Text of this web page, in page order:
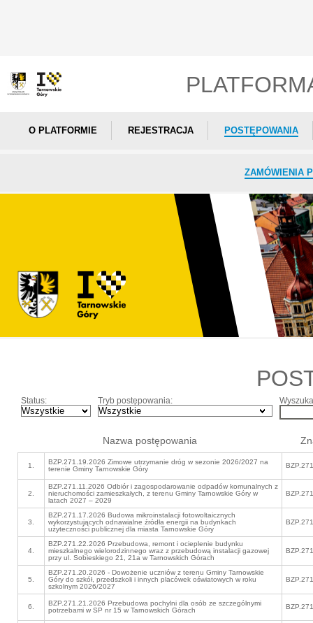
O PLATFORMIE REJESTRACJA POSTĘPOWANIA
ZAMÓWIENIA
Status: Tryb postępowania:
Nazwa postępowania
1.
BZP.271.19.2026 Zimowe utrzymanie dróg w sezonie 2026/2027 na
terenie Gminy Tarnowskie Góry
2.
BZP.271.11.2026 Odbiór i zagospodarowanie odpadów komunalnych z
nieruchomości zamieszkałych, z terenu Gminy Tarnowskie Góry w
latach 2027 – 2029
3.
BZP.271.17.2026 Budowa mikroinstalacji fotowoltaicznych
wykorzystujących odnawialne źródła energii na budynkach
użyteczności publicznej dla miasta Tarnowskie Góry
4.
BZP.271.22.2026 Przebudowa, remont i ocieplenie budynku
mieszkalnego wielorodzinnego wraz z przebudową instalacji gazowej
przy ul. Sobieskiego 21, 21a w Tarnowskich Górach
5.
BZP.271.20.2026 - Dowożenie uczniów z terenu Gminy Tarnowskie
Góry do szkół, przedszkoli i innych placówek oświatowych w roku
szkolnym 2026/2027
6.
BZP.271.21.2026 Przebudowa pochylni dla osób ze szczególnymi
potrzebami w SP nr 15 w Tarnowskich Górach